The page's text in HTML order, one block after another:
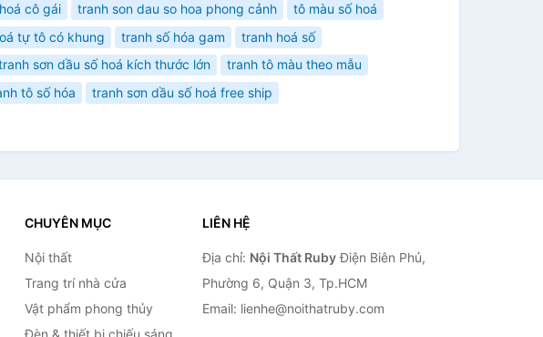
cô gái tranh son dau so hoa phong cảnh
tô màu số hoá
tự tô có khung tranh số hóa gam
tranh hoá số
sơn dầu số hoá kích thước lớn
tranh tô màu theo mẫu
tô số hóa tranh sơn dầu số hoá free ship
CHUYÊN MỤC
Nội thất
Trang trí nhà cửa
Vật phẩm phong thủy
Đèn & thiết bị chiếu sáng
LIÊN HỆ
Địa chỉ: Nội Thất RubyĐiện Biên Phủ,
Phường 6, Quận 3, Tp.HCM
Email: lienhe@noithatruby.com